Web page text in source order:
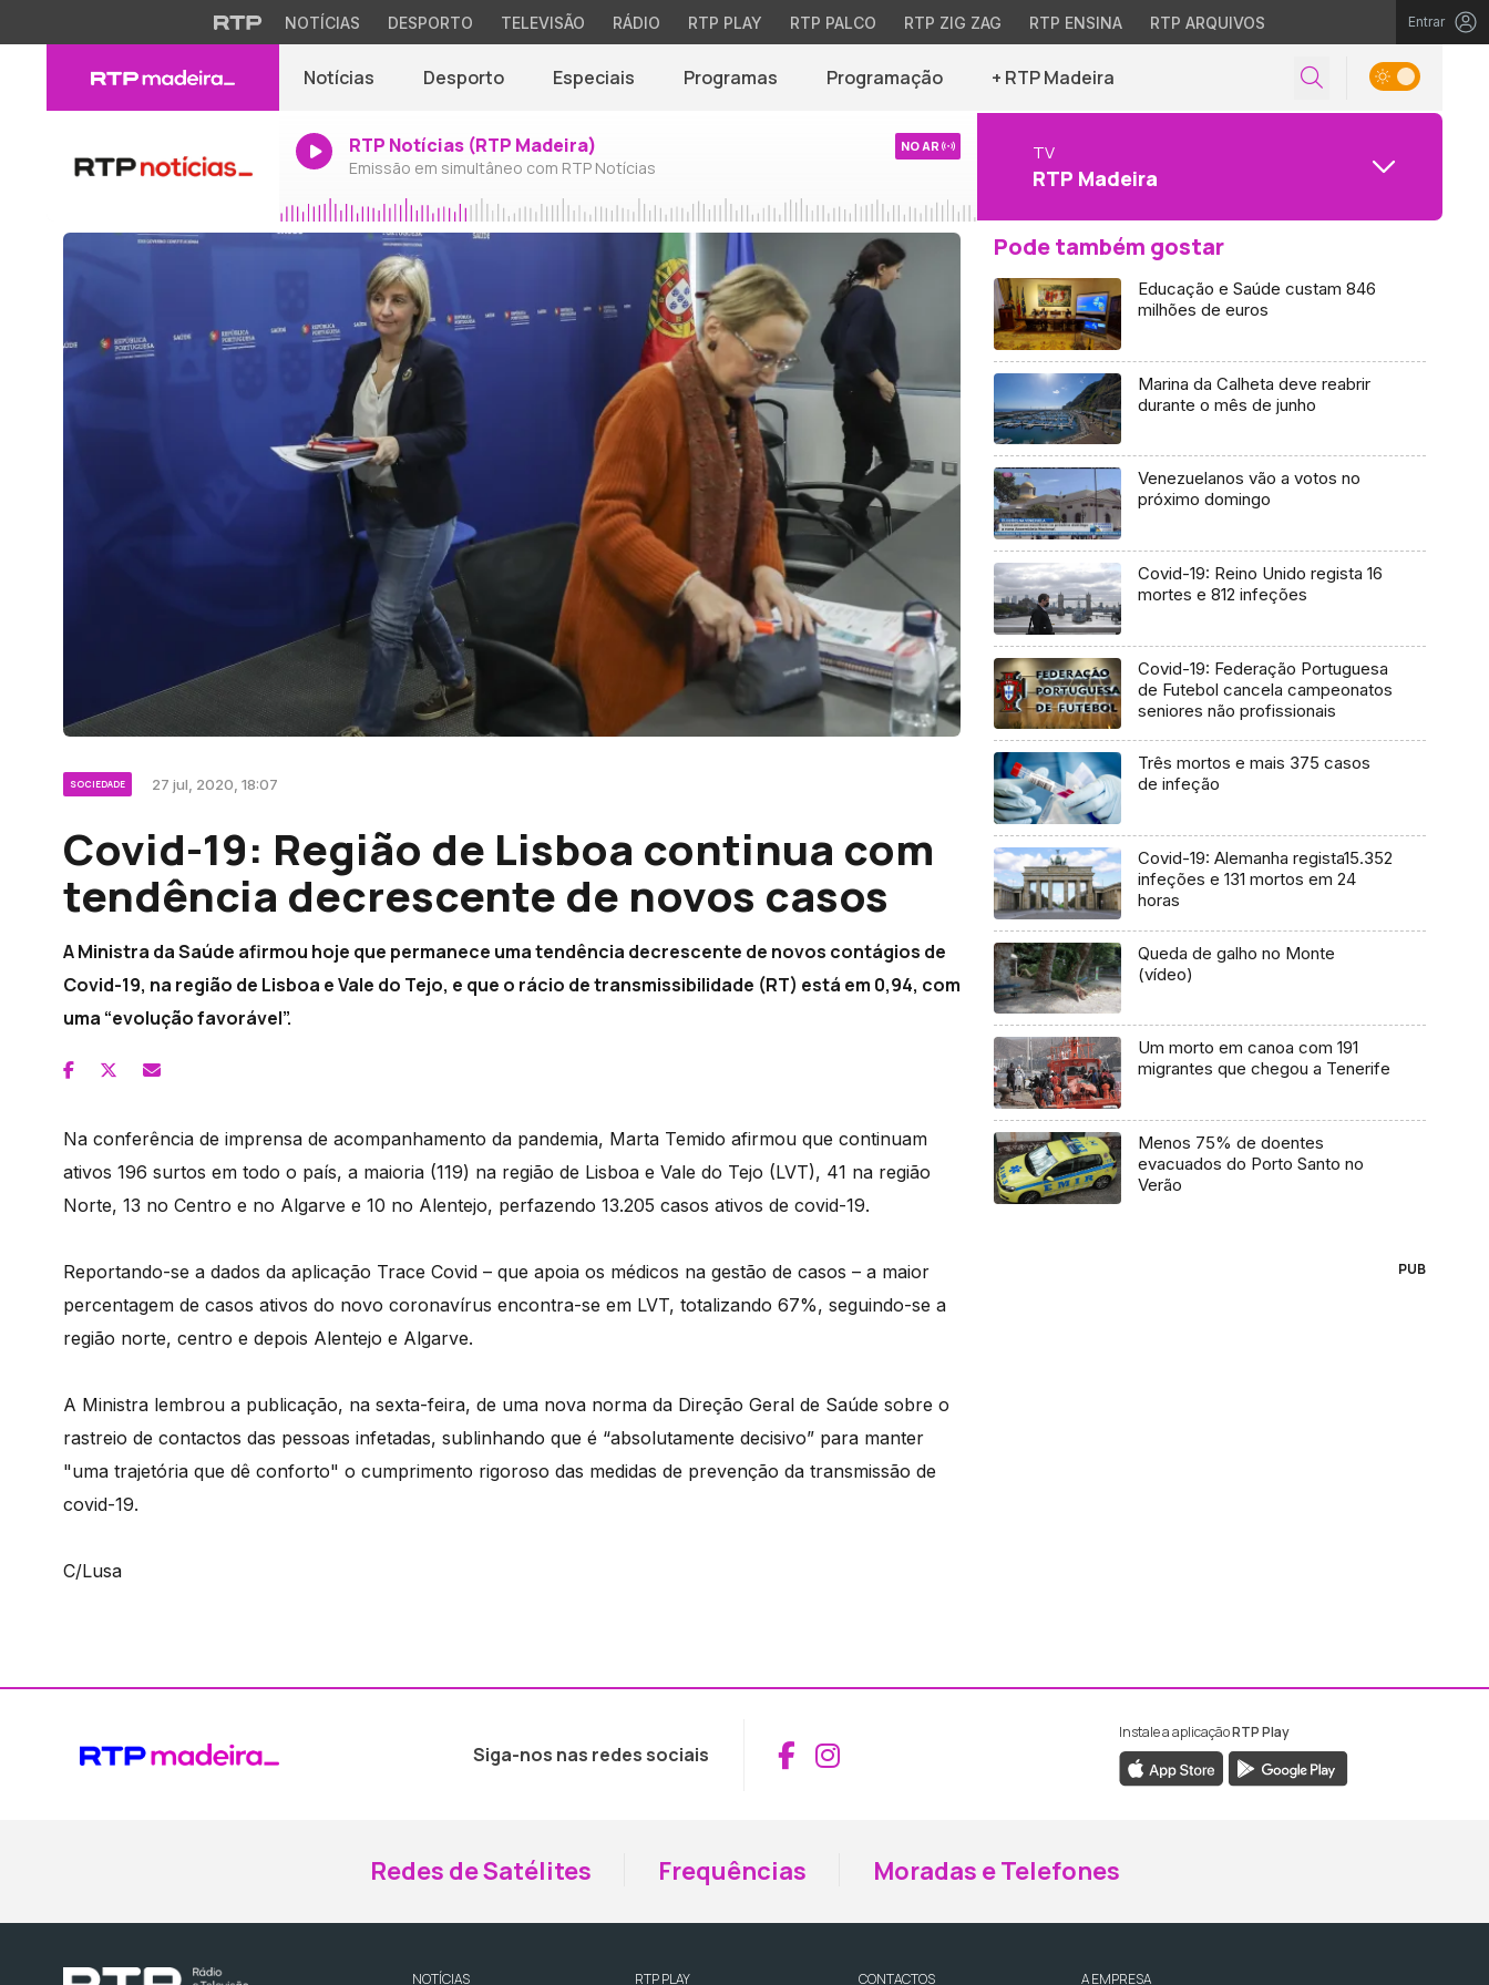
NOTÍCIAS DESPORTO TELEVISÃO RÁDIO RTP PLAY RTP PALCO RTP ZIG ZAG RTP ENSINA RTP ARQUIVOS Entrar
Notícias Desporto Especiais Programas Programação + RTP Madeira
RTP Notícias (RTP Madeira)
Emissão em simultâneo com RTP Notícias
NO AR TV
RTP Madeira
SOCIEDADE 27 jul, 2020, 18:07
Covid-19: Região de Lisboa continua com
tendência decrescente de novos casos
A Ministra da Saúde afirmou hoje que permanece uma tendência decrescente de novos contágios de
Covid-19, na região de Lisboa e Vale do Tejo, e que o rácio de transmissibilidade (RT) está em 0,94, com
uma “evolução favorável”.
Na conferência de imprensa de acompanhamento da pandemia, Marta Temido afirmou que continuam
ativos 196 surtos em todo o país, a maioria (119) na região de Lisboa e Vale do Tejo (LVT), 41 na região
Norte, 13 no Centro e no Algarve e 10 no Alentejo, perfazendo 13.205 casos ativos de covid-19.
Reportando-se a dados da aplicação Trace Covid – que apoia os médicos na gestão de casos – a maior
percentagem de casos ativos do novo coronavírus encontra-se em LVT, totalizando 67%, seguindo-se a
região norte, centro e depois Alentejo e Algarve.
A Ministra lembrou a publicação, na sexta-feira, de uma nova norma da Direção Geral de Saúde sobre o
rastreio de contactos das pessoas infetadas, sublinhando que é “absolutamente decisivo” para manter
"uma trajetória que dê conforto" o cumprimento rigoroso das medidas de prevenção da transmissão de
covid-19.
C/Lusa
Pode também gostar
Educação e Saúde custam 846
milhões de euros
Marina da Calheta deve reabrir
durante o mês de junho
Venezuelanos vão a votos no
próximo domingo
Covid-19: Reino Unido regista 16
mortes e 812 infeções
Covid-19: Federação Portuguesa
de Futebol cancela campeonatos
seniores não profissionais
Três mortos e mais 375 casos
de infeção
Covid-19: Alemanha regista15.352
infeções e 131 mortos em 24
horas
Queda de galho no Monte
(vídeo)
Um morto em canoa com 191
migrantes que chegou a Tenerife
Menos 75% de doentes
evacuados do Porto Santo no
Verão
PUB
Siga-nos nas redes sociais Aceder ao Facebook da RTP Madeira
Aceder ao Instagram da RTP Madeira
Instale a aplicaçãoRTP Play
Redes de Satélites Frequências Moradas e Telefones
NOTÍCIAS RTP PLAY CONTACTOS A EMPRESA